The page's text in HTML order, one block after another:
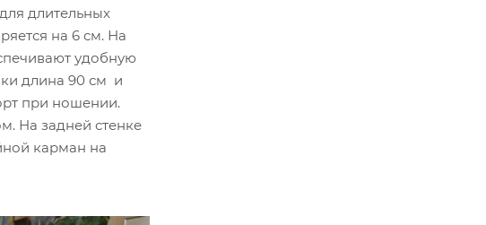
длительных
на 6 см. На
удобную
длина 90 см и
при ношении.
На задней стенке
карман на